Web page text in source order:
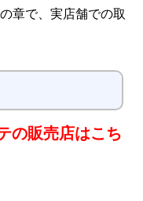
章で、実店舗での取
の販売店はこち